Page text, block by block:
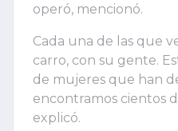
operó, mencionó.
Cada una de las que
carro, con su gente.
de mujeres que han
encontramos cientos
explicó.